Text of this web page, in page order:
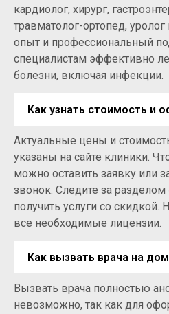
кардиолог, хирург,
травматолог-ортопед,
опыт и профессиональный
специалистам эффективно
болезни, включая инфекции.
Как узнать стоимость и
Актуальные цены и
указаны на сайте клиники.
можно оставить заявку или
звонок. Следите за разделом
получить услуги со
все необходимые лицензии.
Как вызвать врача на
Вызвать врача полностью
невозможно, так как для